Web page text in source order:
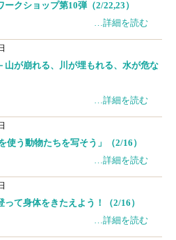
クショップ第10弾（2/22,23）
…詳細を読む
山が崩れる、川が埋もれる、水が危な
…詳細を読む
使う動物たちを写そう」（2/16）
…詳細を読む
て身体をきたえよう！（2/16）
…詳細を読む